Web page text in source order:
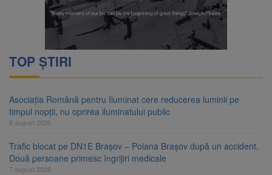
TOP ȘTIRI
Asociația Română pentru Iluminat cere reducerea luminii pe
timpul nopții, nu oprirea iluminatului public
8 august 2026
Trafic blocat pe DN1E Brașov – Poiana Brașov după un accident.
Două persoane primesc îngrijiri medicale
7 august 2026